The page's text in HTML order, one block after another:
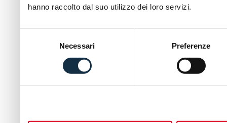
hanno raccolto dal suo utilizzo dei loro servizi.
Necessari Preferenze